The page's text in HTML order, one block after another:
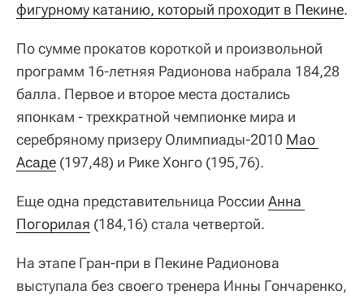
фигурному катанию, который проходит в Пекине.
По сумме прокатов короткой и произвольной
программ 16-летняя Радионова набрала 184,28
балла. Первое и второе места достались
японкам - трехкратной чемпионке мира и
серебряному призеру Олимпиады-2010 Мао
Асаде (197,48) и Рике Хонго (195,76).
Еще одна представительница России Анна
Погорилая (184,16) стала четвертой.
На этапе Гран-при в Пекине Радионова
выступала без своего тренера Инны Гончаренко,